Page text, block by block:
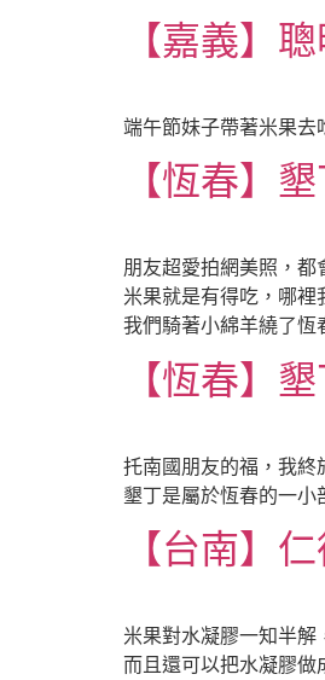
【嘉義】
端午節妹子帶著米果
【恆春】
朋友超愛拍網美照，
米果就是有得吃，哪裡
我們騎著小綿羊繞了恆
【恆春】
托南國朋友的福，我終
墾丁是屬於恆春的一
【台南】
米果對水凝膠一知半
而且還可以把水凝膠做